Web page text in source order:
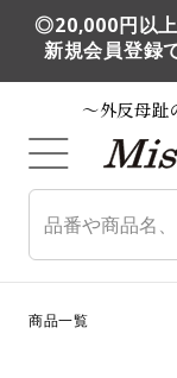
◎20,000円以
新規会員登録
～外反母趾
商品一覧